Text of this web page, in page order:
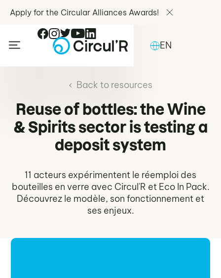
Apply for the Circular Alliances Awards!
EN
Back to resources
Reuse of bottles: the Wine
& Spirits sector is testing a
deposit system
11 acteurs expérimentent le réemploi des
bouteilles en verre avec Circul'R et Eco In Pack.
Découvrez le modèle, son fonctionnement et
ses enjeux.